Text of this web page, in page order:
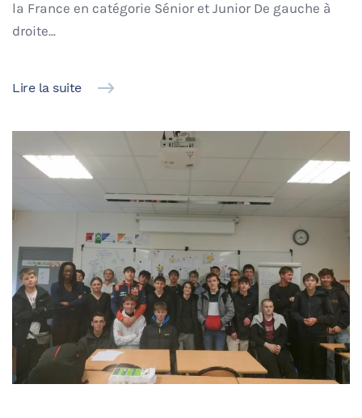
la France en catégorie Sénior et Junior De gauche à
droite...
Lire la suite